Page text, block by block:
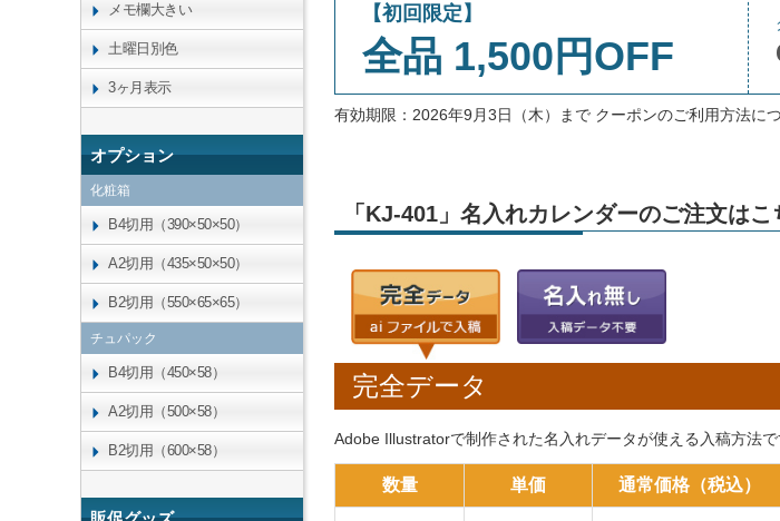
【初回限定】
全品 1,500円OFF
有効期限：2026年9月3日（木）まで クーポンのご利用方法に
「KJ-401」名入れカレンダーのご注文はこ
完全データ
Adobe Illustratorで制作された名入れデータが使える入稿方法で
数量 単価 通常価格（税込）
メモ欄大きい
土曜日別色
3ヶ月表示
オプション
化粧箱
B4切用（390×50×50）
A2切用（435×50×50）
B2切用（550×65×65）
チュパック
B4切用（450×58）
A2切用（500×58）
B2切用（600×58）